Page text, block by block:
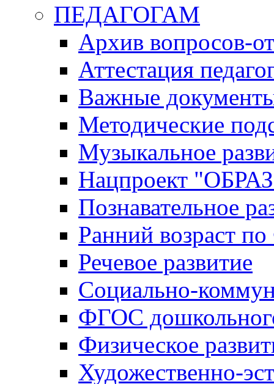
ПЕДАГОГАМ
Архив вопросов-
Аттестация
Важные
Методические
Музыкальное
Нацпроект
Познавательное
Ранний возраст
Речевое развитие
Социально-
ФГОС
Физическое
Художественно-